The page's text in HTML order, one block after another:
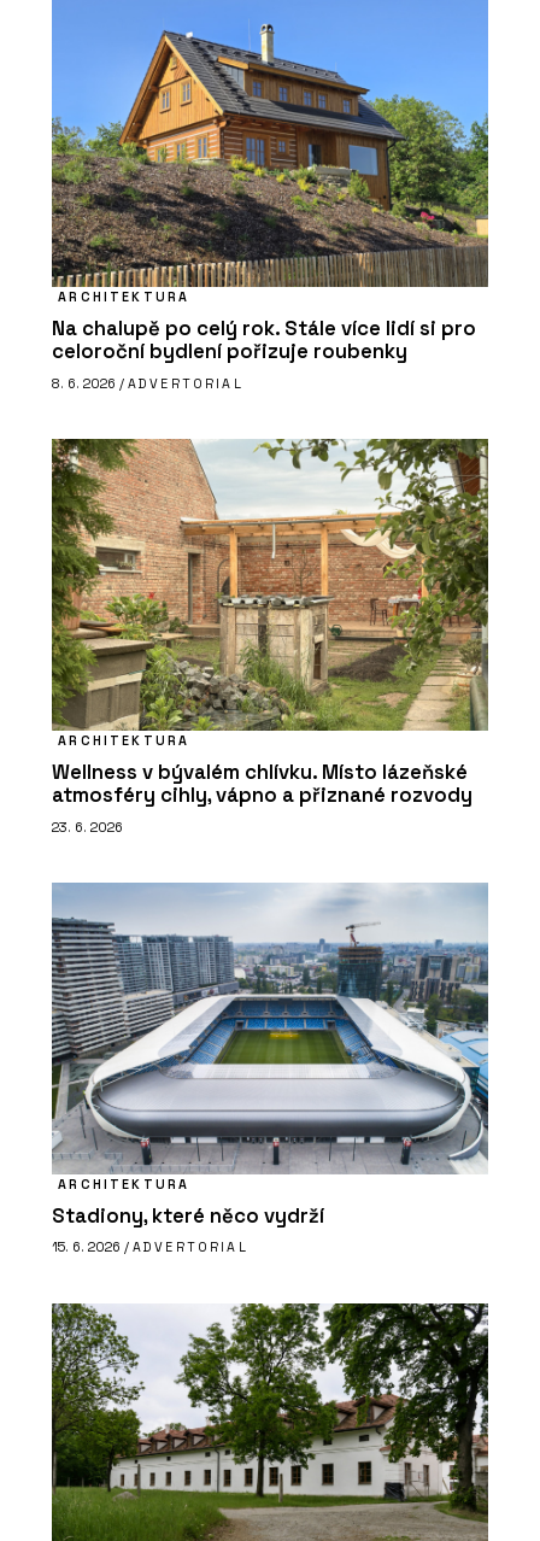
ARCHITEKTURA
Na chalupě po celý rok. Stále více lidí si pro
celoroční bydlení pořizuje roubenky
8. 6. 2026 / ADVERTORIAL
ARCHITEKTURA
Wellness v bývalém chlívku. Místo lázeňské
atmosféry cihly, vápno a přiznané rozvody
23. 6. 2026
ARCHITEKTURA
Stadiony, které něco vydrží
15. 6. 2026 / ADVERTORIAL